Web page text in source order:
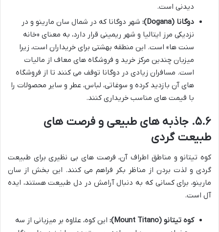
دیدنی است.
دوگانا (Dogana):
شهر دوگانا که در شمال سان مارینو و در
نزدیکی مرز ایتالیا و شهر ریمینی قرار دارد، به معنای «خانه
سنت ها» است. این منطقه بهشتی برای خریداران است، زیرا
میزبان چندین مرکز خرید و فروشگاه های معاف از مالیات
است. مسافران زیادی در دوگانا توقف می کنند تا از فروشگاه
های آن بازدید کرده و سوغاتی، لباس، عطر و سایر محصولات را
با قیمت های مناسب خریداری کنند.
۵.۶. جاذبه های طبیعی و فرصت های
طبیعت گردی
کوه تیتانو و مناطق اطراف آن، فرصت های بی نظیری برای طبیعت
گردی و لذت بردن از مناظر بکر فراهم می کنند. این بخش از سان
مارینو، برای کسانی که به دنبال آرامش در دل طبیعت هستند، ایده
آل است.
کوه تیتانو (Mount Titano):
این کوه، علاوه بر میزبانی از سه